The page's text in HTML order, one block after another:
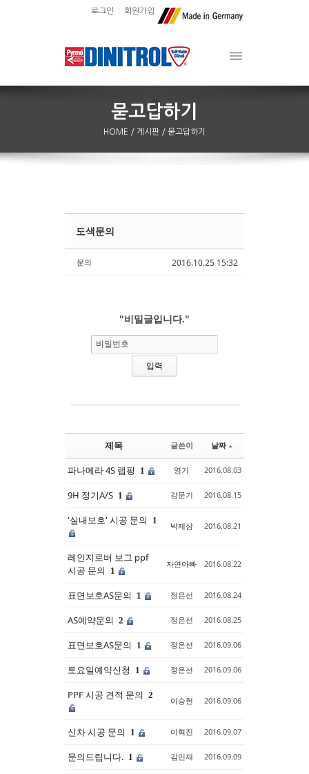
로그인 회원가입
HOME / 게시판 / 묻고답하기
2016.10.25 15:32
도색문의
문의
"비밀글입니다."
비밀번호
제목 글쓴이 날짜
파나메라 4S 랩핑 1 영기 2016.08.03
9H 정기A/S 1 강문기 2016.08.15
'실내보호' 시공 문의 1
박제삼 2016.08.21
레인지로버 보그 ppf
시공 문의
1
자연아빠 2016.08.22
표면보호AS문의 1 정은선 2016.08.24
AS예약문의 2 정은선 2016.08.25
표면보호AS문의 1 정은선 2016.09.06
토요일예약신청 1 정은선 2016.09.06
PPF 시공 견적 문의 2
이승헌 2016.09.06
신차 시공 문의 1 이혁진 2016.09.07
문의드립니다. 1 김민재 2016.09.09
Sketchbook5, 스케치북5
Sketchbook5, 스케치북5
Sketchbook5, 스케치북5
Sketchbook5, 스케치북5